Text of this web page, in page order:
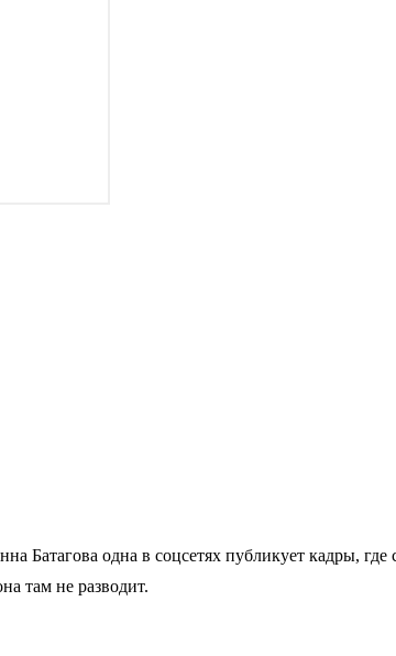
Батагова одна в соцсетях публикует кадры,
там не разводит.